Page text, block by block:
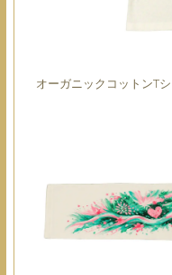
オーガニックコットンT